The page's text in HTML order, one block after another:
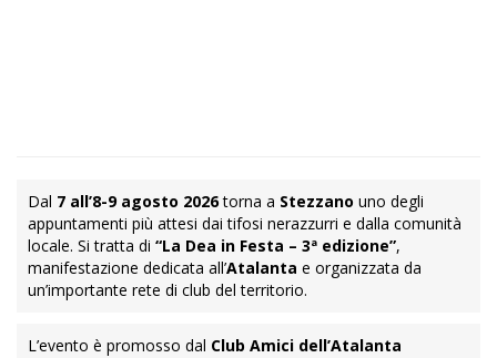
Dal 7 all’8-9 agosto 2026torna a Stezzano uno degli
appuntamenti più attesi dai tifosi nerazzurri e dalla comunità
locale. Si tratta di “La Dea in Festa – 3ª edizione”,
manifestazione dedicata all’Atalanta e organizzata da
un’importante rete di club del territorio.
L’evento è promosso dal Club Amici dell’Atalanta